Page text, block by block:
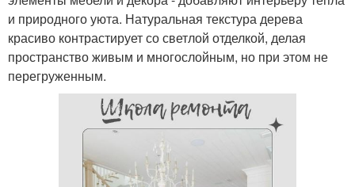
и природного уюта. Натуральная текстура дерева
красиво контрастирует со светлой отделкой, делая
пространство живым и многослойным, но при этом не
перегруженным.